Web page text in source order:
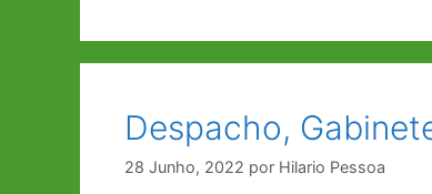
Despacho,
28 Junho, 2022 por Hilario Pessoa